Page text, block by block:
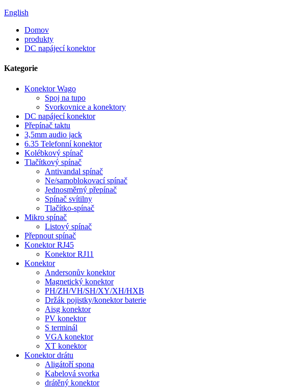
English
Domov
produkty
DC napájecí konektor
Kategorie
Konektor Wago
Spoj na tupo
Svorkovnice a konektory
DC napájecí konektor
Přepínač taktu
3,5mm audio jack
6.35 Telefonní konektor
Kolébkový spínač
Tlačítkový spínač
Antivandal spínač
Ne/samoblokovací spínač
Jednosměrný přepínač
Spínač svítilny
Tlačítko-spínač
Mikro spínač
Listový spínač
Přepnout spínač
Konektor RJ45
Konektor RJ11
Konektor
Andersonův konektor
Magnetický konektor
PH/ZH/VH/SH/XY/XH/HXB
Držák pojistky/konektor baterie
Aisg konektor
PV konektor
S terminál
VGA konektor
XT konektor
Konektor drátu
Aligátoří spona
Kabelová svorka
drátěný konektor